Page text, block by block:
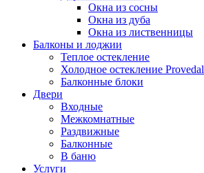
Окна из сосны
Окна из дуба
Окна из лиственницы
Балконы и лоджии
Теплое остекление
Холодное остекление Provedal
Балконные блоки
Двери
Входные
Межкомнатные
Раздвижные
Балконные
В баню
Услуги